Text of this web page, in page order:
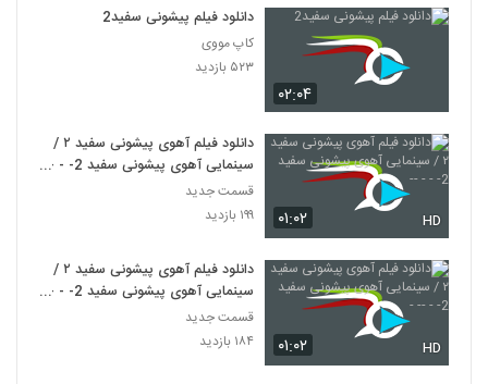
۰۲:۰۴
دانلود فیلم پیشونی سفید2
کاپ مووی
۵۲۳ بازدید
۰۱:۰۲ HD
دانلود فیلم آهوی پیشونی سفید ۲ /
سینمایی آهوی پیشونی سفید 2- - -
--
قسمت جدید
۱۹۹ بازدید
۰۱:۰۲ HD
دانلود فیلم آهوی پیشونی سفید ۲ /
سینمایی آهوی پیشونی سفید 2- - --
-
قسمت جدید
۱۸۴ بازدید